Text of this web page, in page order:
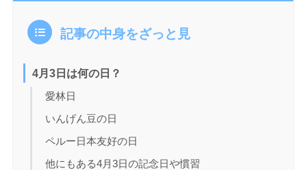
記事の中身をざっと見
4月3日は何の日？
愛林日
いんげん豆の日
ペルー日本友好の日
他にもある4月3日の記念日や慣習